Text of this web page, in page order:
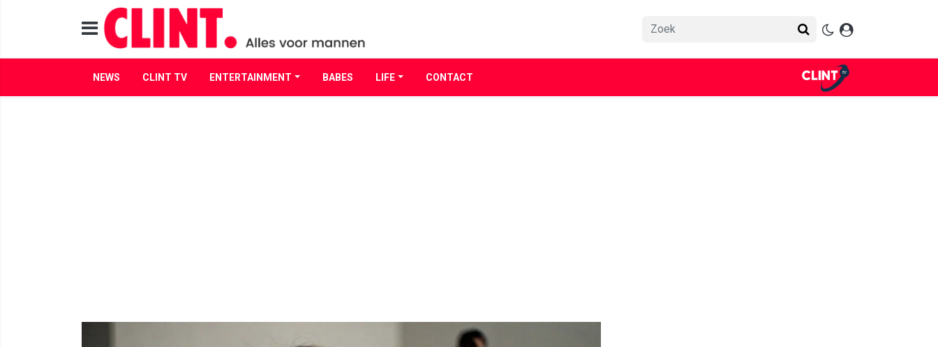
NEWS CLINT TV ENTERTAINMENT BABES LIFE CONTACT